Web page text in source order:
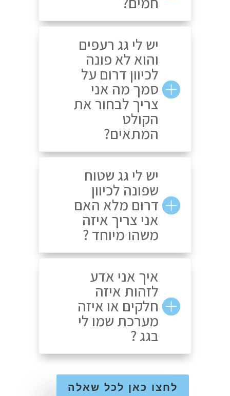
יש לי גג רעפים
והוא לא פונה
לכיוון דרום על
סמך מה אני
צריך לבחור את
הקולט
המתאים?
יש לי גג שטוח
שפונה לכיוון
דרום מלא האם
אני צריך איזה
משהו מיוחד ?
איך אני אדע
לזהות איזה
חלקים או איזה
מערכת שמו לי
בגג ?
לחצו כאן לכל שאלה